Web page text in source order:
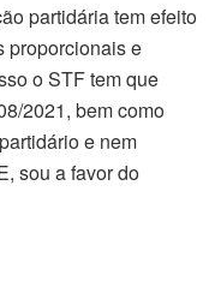
partidária tem efeito
proporcionais e
o STF tem que
2021, bem como
e nem
sou a favor do